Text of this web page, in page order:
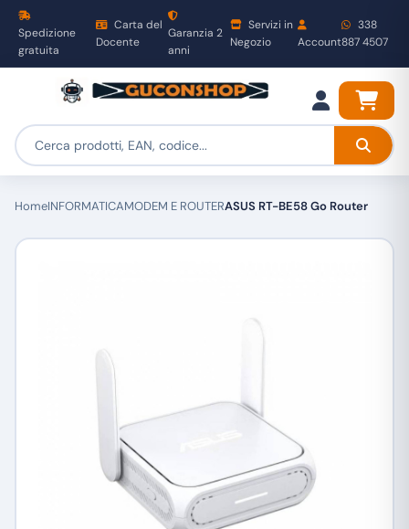
Spedizione
gratuita
Carta del
Docente
Garanzia 2
anni
Servizi in
Negozio
Account
338
887 4507
HomeINFORMATICAMODEM E ROUTERASUS RT-BE58 Go Router